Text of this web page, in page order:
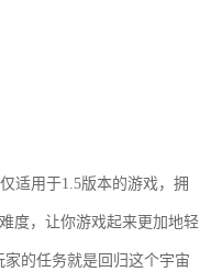
适用于1.5版本的游戏，拥
度，让你游戏起来更加地轻
的任务就是回归这个宇宙